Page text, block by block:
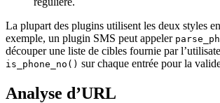
La plupart des plugins utilisent les deux styles
exemple, un plugin SMS peut appeler
découper une liste de cibles fournie par
is_phone_no() sur chaque entrée pour la
Analyse d’URL